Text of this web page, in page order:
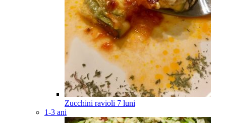
Zucchini ravioli 7 luni
1-3 ani